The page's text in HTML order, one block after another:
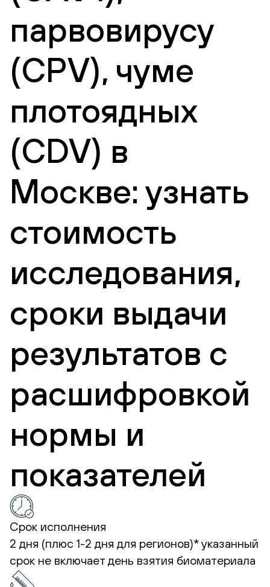
парвовирусу
(CPV), чуме
плотоядных
(CDV) в
Москве: узнать
стоимость
исследования,
сроки выдачи
результатов с
расшифровкой
нормы и
показателей
Срок исполнения
2 дня (плюс 1-2 дня для регионов)*указанный
срок не включает день взятия биоматериала